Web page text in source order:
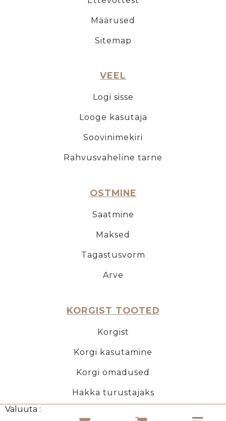
Valuuta :
Määrused
Sitemap
VEEL
Logi sisse
Looge kasutaja
Soovinimekiri
Rahvusvaheline tarne
OSTMINE
Saatmine
Maksed
Tagastusvorm
Arve
KORGIST TOOTED
Korgist
Korgi kasutamine
Korgi omadused
Hakka turustajaks